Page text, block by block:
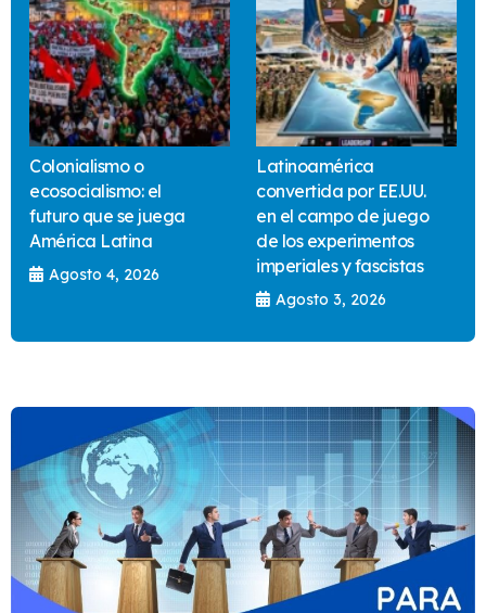
Colonialismo o
ecosocialismo: el
futuro que se juega
América Latina
Agosto 4, 2026
Latinoamérica
convertida por EE.UU.
en el campo de juego
de los experimentos
imperiales y fascistas
Agosto 3, 2026